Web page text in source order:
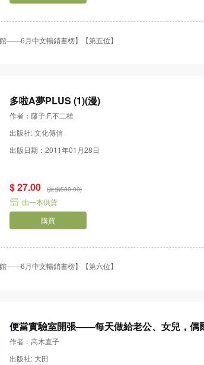
館——6月中文暢銷書榜】【第五位】
多啦A夢PLUS (1)(漫)
作者：藤子.F.不二雄
出版社: 文化傳信
出版日期：2011年01月28日
$ 27.00 (原價$30.00)
由一本供貨
購買
館——6月中文暢銷書榜】【第六位】
便當實驗室開張——每天做給老公、女兒，偶
作者：高木直子
出版社: 大田